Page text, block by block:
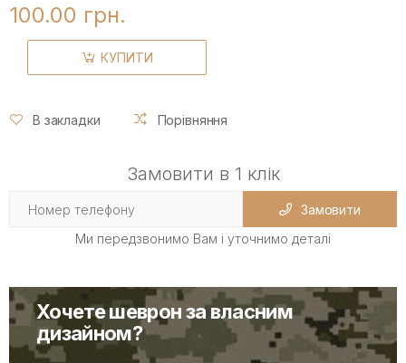
100.00 грн.
КУПИТИ
В закладки Порівняння
Замовити в 1 клік
Замовити
Ми передзвонимо Вам і уточнимо деталі
Хочете шеврон за власним
дизайном?